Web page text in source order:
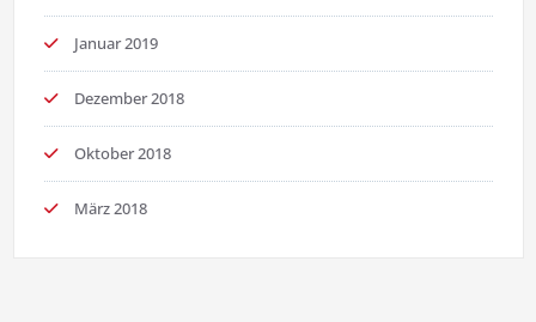
Januar 2019
Dezember 2018
Oktober 2018
März 2018